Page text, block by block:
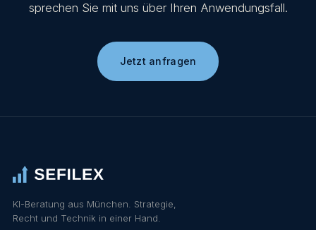
sprechen Sie mit uns über Ihren Anwendungsfall.
Jetzt anfragen
KI-Beratung aus München. Strategie,
Recht und Technik in einer Hand.